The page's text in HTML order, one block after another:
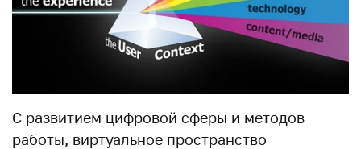
С развитием цифровой сферы и методов
работы, виртуальное пространство